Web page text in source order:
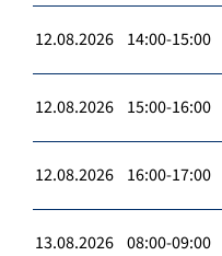
12.08.2026 14:00-15:00
12.08.2026 15:00-16:00
12.08.2026 16:00-17:00
13.08.2026 08:00-09:00